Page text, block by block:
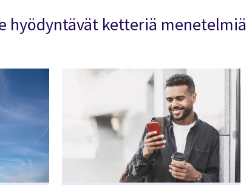
hyödyntävät ketteriä menetelmiä